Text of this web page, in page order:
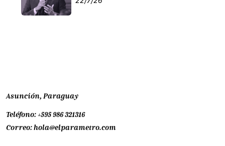
Asunción, Paraguay
Teléfono:+595 986 321316
Correo:hola@elparametro.com